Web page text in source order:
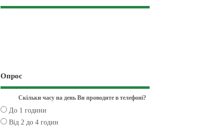
Опрос
Скільки часу на день Ви проводите в телефоні?
До 1 години
Від 2 до 4 годин